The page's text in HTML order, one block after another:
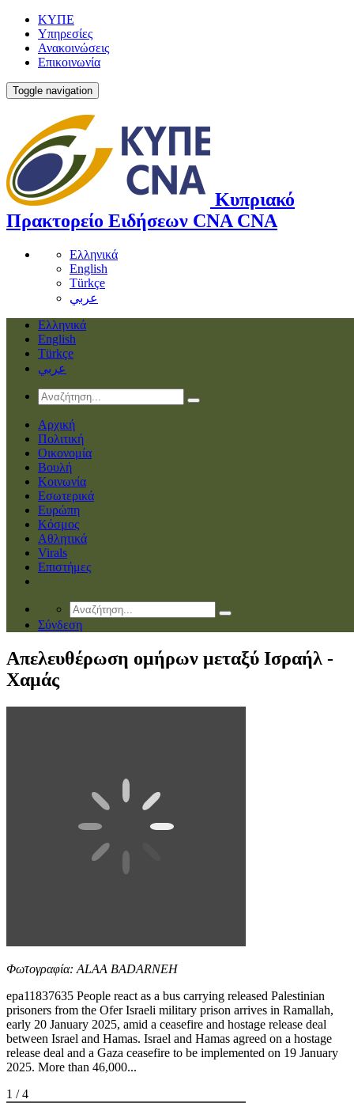
ΚΥΠΕ
Υπηρεσίες
Ανακοινώσεις
Επικοινωνία
Toggle navigation
Κυπριακό
Πρακτορείο Ειδήσεων CNA CNA
Ελληνικά
English
Türkçe
عربي
Ελληνικά
English
Türkçe
عربي
Αρχική
Πολιτική
Οικονομία
Βουλή
Κοινωνία
Εσωτερικά
Ευρώπη
Κόσμος
Αθλητικά
Virals
Επιστήμες
Σύνδεση
Απελευθέρωση ομήρων μεταξύ Ισραήλ -
Χαμάς
Φωτογραφία: ALAA BADARNEH
epa11837635 People react as a bus carrying released Palestinian
prisoners from the Ofer Israeli military prison arrives in Ramallah,
early 20 January 2025, amid a ceasefire and hostage release deal
between Israel and Hamas. Israel and Hamas agreed on a hostage
release deal and a Gaza ceasefire to be implemented on 19 January
2025. More than 46,000...
1 / 4